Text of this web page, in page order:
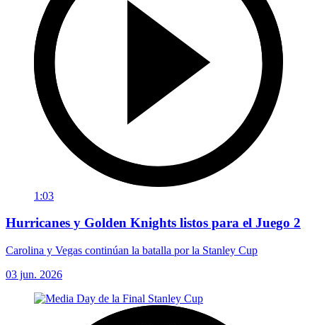
1:03
Hurricanes y Golden Knights listos para el Juego 2
Carolina y Vegas continúan la batalla por la Stanley Cup
03 jun. 2026